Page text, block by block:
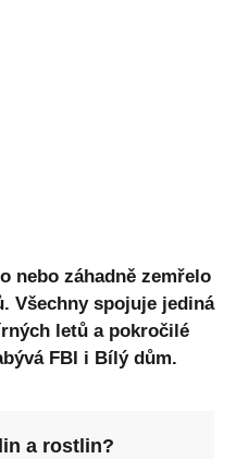
nebo záhadně zemřelo
Všechny spojuje jediná
letů a pokročilé
FBI i Bílý dům.
a rostlin?